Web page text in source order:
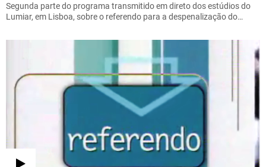
Segunda parte do programa transmitido em direto dos estúdios do
Lumiar, em Lisboa, sobre o referendo para a despenalização do…